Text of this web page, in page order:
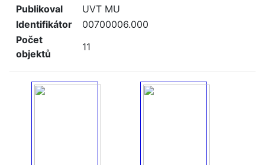
Publikoval
UVT MU
Identifikátor
00700006.000
Počet
objektů
11